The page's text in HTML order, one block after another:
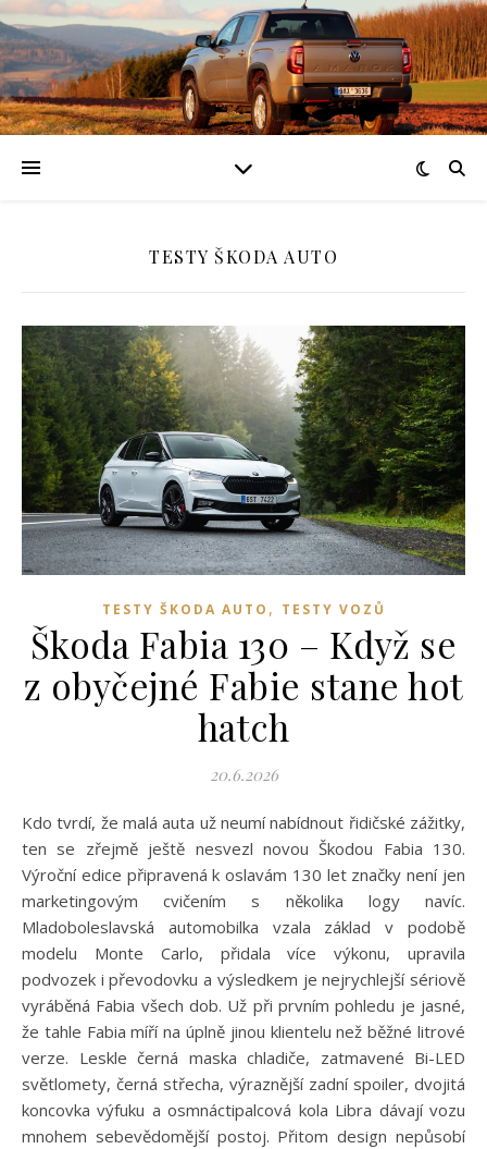
TESTY ŠKODA AUTO
TESTY ŠKODA AUTO , TESTY VOZŮ
Škoda Fabia 130 – Když se
z obyčejné Fabie stane hot
hatch
20.6.2026
Kdo tvrdí, že malá auta už neumí nabídnout řidičské zážitky,
ten se zřejmě ještě nesvezl novou Škodou Fabia 130.
Výroční edice připravená k oslavám 130 let značky není jen
marketingovým cvičením s několika logy navíc.
Mladoboleslavská automobilka vzala základ v podobě
modelu Monte Carlo, přidala více výkonu, upravila
podvozek i převodovku a výsledkem je nejrychlejší sériově
vyráběná Fabia všech dob. Už při prvním pohledu je jasné,
že tahle Fabia míří na úplně jinou klientelu než běžné litrové
verze. Leskle černá maska chladiče, zatmavené Bi-LED
světlomety, černá střecha, výraznější zadní spoiler, dvojitá
koncovka výfuku a osmnáctipalcová kola Libra dávají vozu
mnohem sebevědomější postoj. Přitom design nepůsobí